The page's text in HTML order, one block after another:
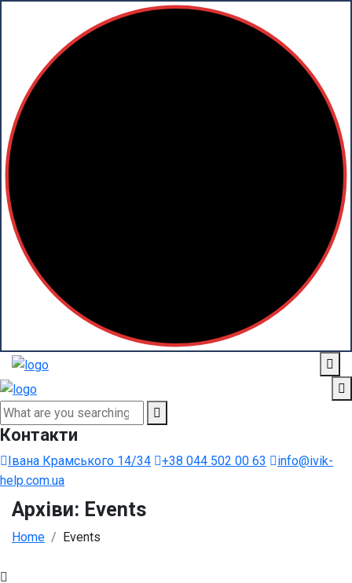
Контакти
Івана Крамського 14/34 +38 044 502 00 63
info@ivik-
help.com.ua
Архіви: Events
Home Events